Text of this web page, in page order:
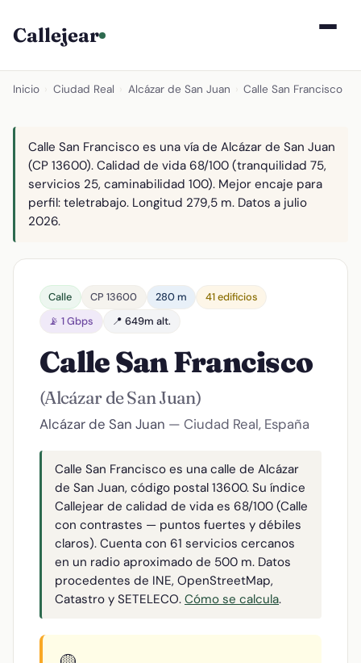
Callejear
Inicio Ciudad Real Alcázar de San Juan Calle San Francisco
Calle San Francisco es una vía de Alcázar de San Juan
(CP 13600). Calidad de vida 68/100 (tranquilidad 75,
servicios 25, caminabilidad 100). Mejor encaje para
perfil: teletrabajo. Longitud 279,5 m. Datos a julio
2026.
Calle CP 13600 280 m
41 edificios
📡 1 Gbps
📍 649m alt.
Calle San Francisco
(Alcázar de San Juan)
Alcázar de San Juan — Ciudad Real, España
Calle San Francisco es una calle de Alcázar
de San Juan, código postal 13600. Su índice
Callejear de calidad de vida es 68/100 (Calle
con contrastes — puntos fuertes y débiles
claros). Cuenta con 61 servicios cercanos
en un radio aproximado de 500 m. Datos
procedentes de INE, OpenStreetMap,
Catastro y SETELECO. Cómo se calcula.